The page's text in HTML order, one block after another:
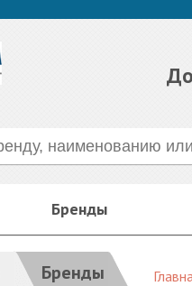
Бренды
Бренды